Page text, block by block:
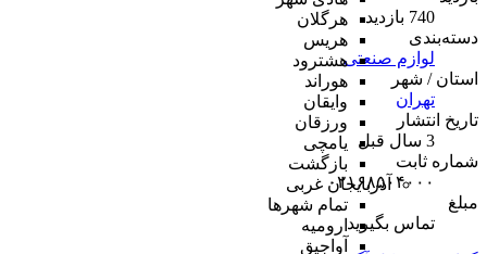
هرگلان
هریس
هشترود
هوراند
وایقان
ورزقان
یامچی
بازگشت
آذربایجان غربی
تمام شهر‌ها
ارومیه
آواجیق
740 بازدید
دسته‌بندی
لوازم صنعتی
استان / شهر
تهران
تاریخ انتشار
3 سال قبل
شماره ثابت
۰۲۱۶۸۵۰۴۰۰۰
مبلغ
تماس بگیرید